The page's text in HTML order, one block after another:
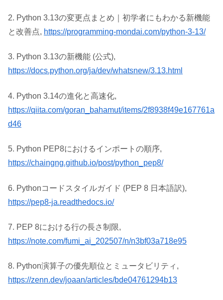
2. Python 3.13の変更点まとめ｜初学者にもわかる新機能
と改善点, https://programming-mondai.com/python-3-13/
3. Python 3.13の新機能 (公式),
https://docs.python.org/ja/dev/whatsnew/3.13.html
4. Python 3.14の進化と高速化,
https://qiita.com/goran_bahamut/items/2f8938f49e167761a
d46
5. Python PEP8におけるインポートの順序,
https://chaingng.github.io/post/python_pep8/
6. Pythonコードスタイルガイド (PEP 8 日本語訳),
https://pep8-ja.readthedocs.io/
7. PEP 8における行の長さ制限,
https://note.com/fumi_ai_202507/n/n3bf03a718e95
8. Python演算子の優先順位とミュータビリティ,
https://zenn.dev/joaan/articles/bde04761294b13